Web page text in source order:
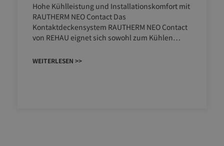
Hohe Kühlleistung und Installationskomfort mit
RAUTHERM NEO Contact Das
Kontaktdeckensystem RAUTHERM NEO Contact
von REHAU eignet sich sowohl zum Kühlen…
WEITERLESEN >>